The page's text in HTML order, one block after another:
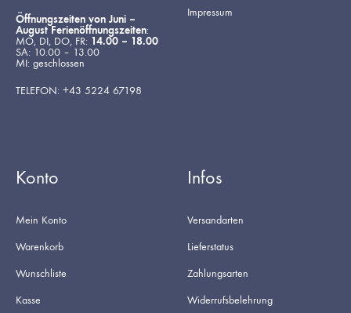
Öffnungszeiten von Juni –
August Ferienöffnungszeiten:
MO, DI, DO, FR: 14.00 – 18.00
SA: 10.00 – 13.00
MI: geschlossen
TELEFON: +43 5224 67198
Impressum
Konto
Mein Konto
Warenkorb
Wunschliste
Kasse
Infos
Versandarten
Lieferstatus
Zahlungsarten
Widerrufsbelehrung